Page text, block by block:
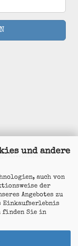
und andere
auch von
der
Angebotes zu
Einkaufserlebnis
finden Sie in